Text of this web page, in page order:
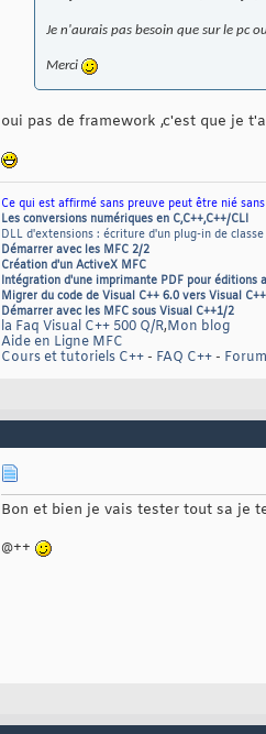
Je n'aurais pas besoin que sur le pc
Merci
oui pas de framework ,c'est que je
Ce qui est affirmé sans preuve peut être nié
Les conversions numériques en C,C++,C++/CLI
DLL d'extensions : écriture d'un plug-in de classe
Démarrer avec les MFC 2/2
Création d'un ActiveX MFC
Intégration d'une imprimante PDF pour éditions
Migrer du code de Visual C++ 6.0 vers Visual
Démarrer avec les MFC sous Visual C++1/2
la Faq Visual C++ 500 Q/R,Mon blog
Aide en Ligne MFC
Cours et tutoriels C++- FAQ C++-
Bon et bien je vais tester tout sa je
@++